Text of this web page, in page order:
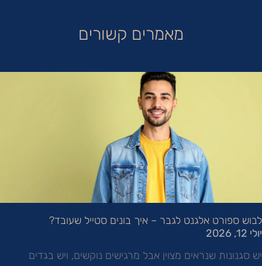
מאמרים קשורים
לבוש ספורט אלגנט לגבר – איך בונים סטייל שעובד?
יולי 12, 2026
יש סגנונות שנראים מצוין אבל מרגישים נוקשים, ויש בגדים